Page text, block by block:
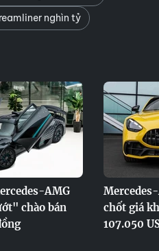
nghìn tỷ
AMG
chào bán
chốt giá
107.050